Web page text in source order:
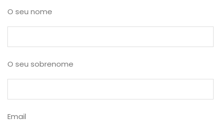
O seu nome
O seu sobrenome
Email